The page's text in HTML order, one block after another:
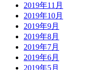
2019年11月
2019年10月
2019年9月
2019年8月
2019年7月
2019年6月
2019年5月